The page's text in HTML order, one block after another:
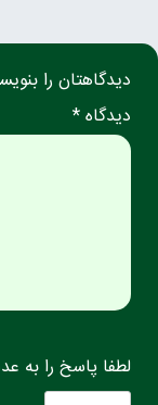
دیدگاهتان را
دیدگاه *
لطفا پاسخ را به